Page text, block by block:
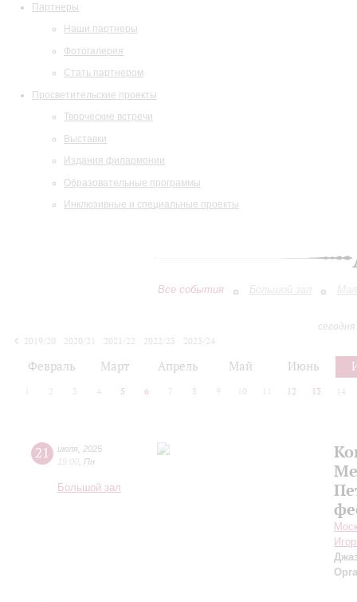
Партнеры
Наши партнеры
Фотогалерея
Стать партнером
Просветительские проекты
Творческие встречи
Выставки
Издания филармонии
Образовательные программы
Инклюзивные и специальные проекты
Все события Большой зал
2019/20
2020/21 2021/22 2022/23
2023/24
Февраль Март Апрель Май Июнь
2 3 4 5 6 7 8 9 10 12 13 14
21 июля 2025
19:00 Пн
Большой зал